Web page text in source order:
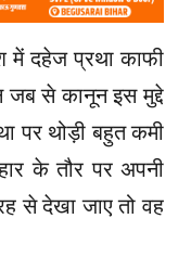
में दहेज प्रथा काफी
से कानून इस मुद्दे
पर थोड़ी बहुत कमी
के तौर पर अपनी
से देखा जाए तो वह